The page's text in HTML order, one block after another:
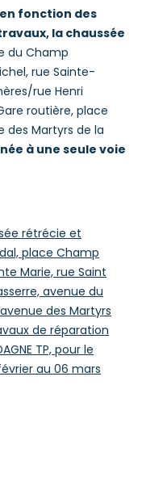
en fonction des
la chaussée
du Champ
rue Sainte-
rue Henri
routière, place
des Martyrs de la
à une seule voie
rétrécie et
place Champ
Marie, rue Saint
avenue du
des Martyrs
de réparation
TP, pour le
au 06 mars